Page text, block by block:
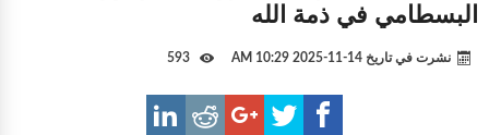
البسطامي في ذمة الله
نشرت في تاريخ 14-11-2025 10:29 AM